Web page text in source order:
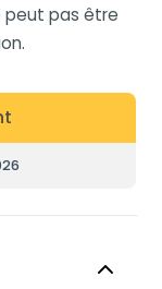
peut pas être